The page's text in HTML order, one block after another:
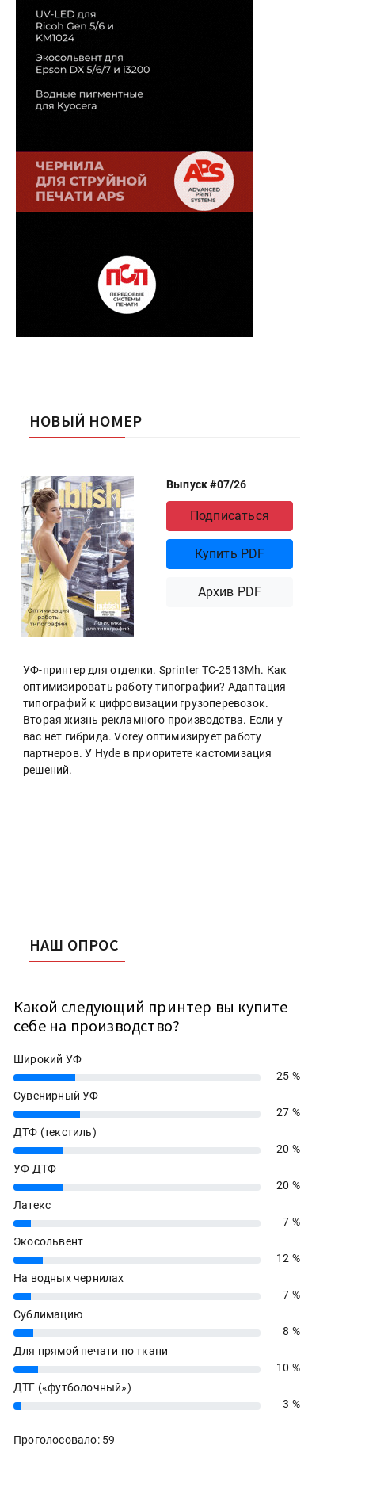
НОВЫЙ НОМЕР
Выпуск #07/26
Подписаться
Купить PDF
Архив PDF
УФ-принтер для отделки. Sprinter ТС-2513Mh. Как
оптимизировать работу типографии? Адаптация
типографий к цифровизации грузоперевозок.
Вторая жизнь рекламного производства. Если у
вас нет гибрида. Vorey оптимизирует работу
партнеров. У Hyde в приоритете кастомизация
решений.
НАШ ОПРОС
Какой следующий принтер вы купите
себе на производство?
Широкий УФ
25%
25 %
Сувенирный УФ
27%
27 %
ДТФ (текстиль)
20%
20 %
УФ ДТФ
20%
20 %
Латекс
7%
7 %
Экосольвент
12%
12 %
На водных чернилах
7%
7 %
Сублимацию
8%
8 %
Для прямой печати по ткани
10%
10 %
ДТГ («футболочный»)
3% 3 %
Проголосовало: 59